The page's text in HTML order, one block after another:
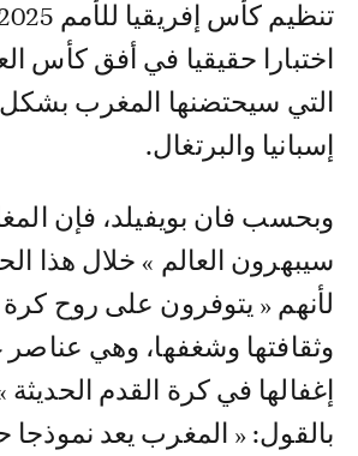
التي سيحتضنها المغرب
إسبانيا والبرتغال.
وبحسب فان بويفيلد، فإن
سيبهرون العالم » خلال هذا
لأنهم « يتوفرون على روح كرة
وثقافتها وشغفها، وهي عناصر
إغفالها في كرة القدم
بالقول: « المغرب يعد نموذجا